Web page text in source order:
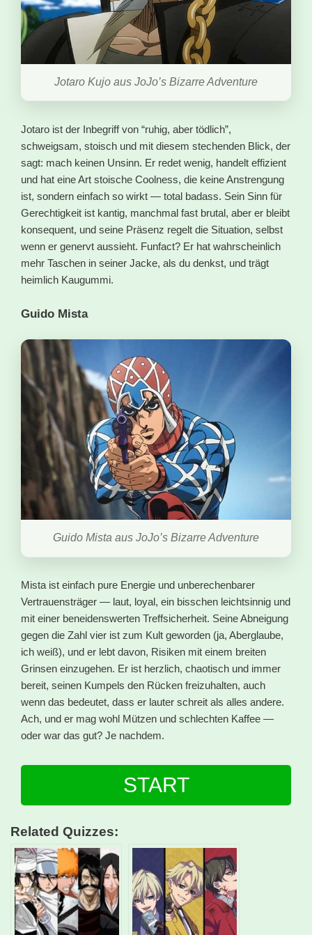
Jotaro Kujo aus JoJo’s Bizarre Adventure
Jotaro ist der Inbegriff von “ruhig, aber tödlich”,
schweigsam, stoisch und mit diesem stechenden Blick, der
sagt: mach keinen Unsinn. Er redet wenig, handelt effizient
und hat eine Art stoische Coolness, die keine Anstrengung
ist, sondern einfach so wirkt — total badass. Sein Sinn für
Gerechtigkeit ist kantig, manchmal fast brutal, aber er bleibt
konsequent, und seine Präsenz regelt die Situation, selbst
wenn er genervt aussieht. Funfact? Er hat wahrscheinlich
mehr Taschen in seiner Jacke, als du denkst, und trägt
heimlich Kaugummi.
Guido Mista
Guido Mista aus JoJo’s Bizarre Adventure
Mista ist einfach pure Energie und unberechenbarer
Vertrauensträger — laut, loyal, ein bisschen leichtsinnig und
mit einer beneidenswerten Treffsicherheit. Seine Abneigung
gegen die Zahl vier ist zum Kult geworden (ja, Aberglaube,
ich weiß), und er lebt davon, Risiken mit einem breiten
Grinsen einzugehen. Er ist herzlich, chaotisch und immer
bereit, seinen Kumpels den Rücken freizuhalten, auch
wenn das bedeutet, dass er lauter schreit als alles andere.
Ach, und er mag wohl Mützen und schlechten Kaffee —
oder war das gut? Je nachdem.
START
Related Quizzes: